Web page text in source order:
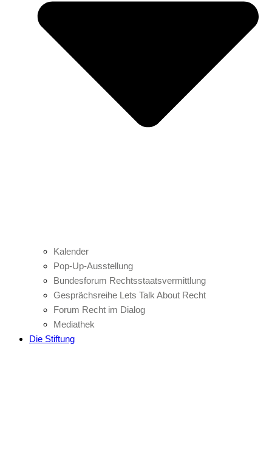
Kalender
Pop-Up-Ausstellung
Bundesforum Rechtsstaatsvermittlung
Gesprächsreihe Lets Talk About Recht
Forum Recht im Dialog
Mediathek
Die Stiftung